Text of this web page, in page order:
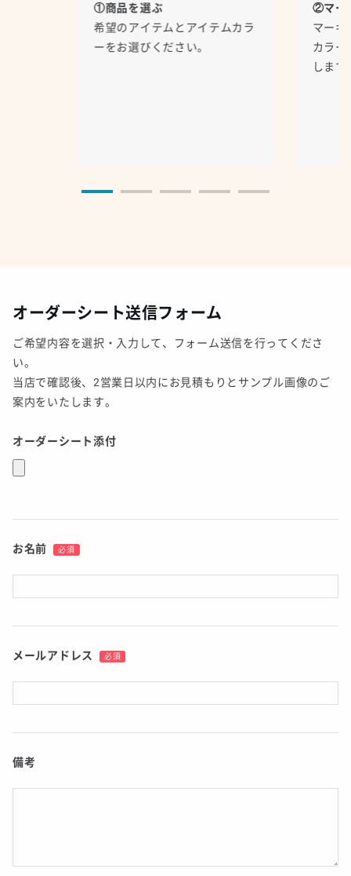
①商品を選ぶ
希望のアイテムとアイテムカラ
ーをお選びください。
②マー
マーキ
カラー
します
オーダーシート送信フォーム
ご希望内容を選択・入力して、フォーム送信を行ってくださ
い。
当店で確認後、2営業日以内にお見積もりとサンプル画像のご
案内をいたします。
オーダーシート添付
お名前 必須
メールアドレス 必須
備考